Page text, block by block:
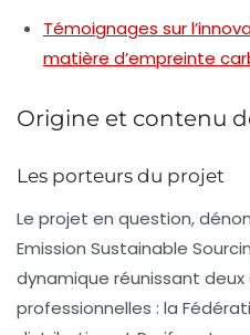
Témoignages sur
matière d’empreinte
Origine et contenu
Les porteurs du projet
Le projet en question,
Emission Sustainable
dynamique réunissant
professionnelles : la